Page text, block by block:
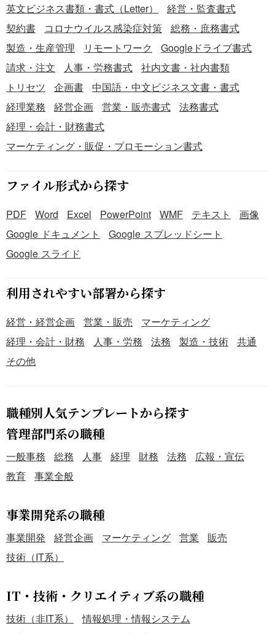
英文ビジネス書類・書式（Letter）
経営・監査書式
契約書
コロナウイルス感染症対策
総務・庶務書式
製造・生産管理
リモートワーク
Googleドライブ書式
請求・注文
人事・労務書式
社内文書・社内書類
トリセツ
企画書
中国語・中文ビジネス文書・書式
経理業務
経営企画 営業・販売書式
法務書式
経理・会計・財務書式
マーケティング・販促・プロモーション書式
ファイル形式から探す
PDF Word Excel PowerPoint WMF テキスト
画像
Google ドキュメント
Google スプレッドシート
Google スライド
利用されやすい部署から探す
経営・経営企画 営業・販売
マーケティング
経理・会計・財務
人事・労務 法務 製造・技術
共通
その他
職種別人気テンプレートから探す
管理部門系の職種
一般事務 総務 人事 経理 財務 法務
広報・宣伝
教育
事業全般
事業開発系の職種
事業開発 経営企画 マーケティング 営業
販売
技術（IT系）
IT・技術・クリエイティブ系の職種
技術（非IT系）
情報処理・情報システム